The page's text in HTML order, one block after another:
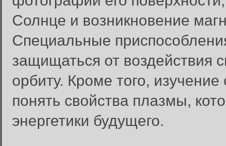
Солнце и возникновение
Специальные
защищаться от воздействия
орбиту. Кроме того,
понять свойства плазмы,
энергетики будущего.